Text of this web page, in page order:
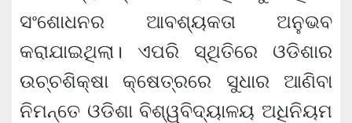
ସଂଶୋଧନର ଆବଶ୍ୟକତା ଅନୁଭବ
କରାଯାଇଥିଲା। ଏପରି ସ୍ଥିତିରେ ଓଡିଶାର
ଉଚ୍ଚଶିକ୍ଷା କ୍ଷେତ୍ରରେ ସୁଧାର ଆଣିବା
ନିମନ୍ତେ ଓଡିଶା ବିଶ୍ୱବିଦ୍ୟାଳୟ ଅଧିନିୟମ